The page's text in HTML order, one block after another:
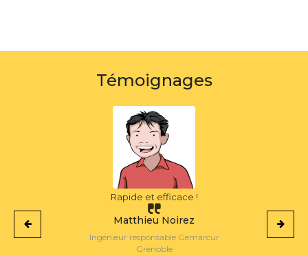
Témoignages
Rapide et efficace !
Matthieu Noirez
Ingénieur responsable Gemarcur
Grenoble